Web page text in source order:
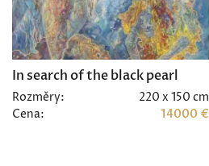
In search of the black pearl
Rozměry:
220 x 150 cm
Cena:
14000 €